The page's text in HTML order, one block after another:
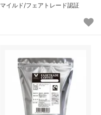
マイルド/フェアトレード認証